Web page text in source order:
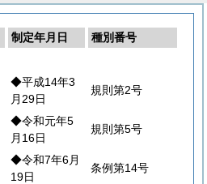
制定年月日
種別番号
◆平成14年3
月29日
規則第2号
◆令和元年5
月16日
規則第5号
◆令和7年6月
19日
条例第14号